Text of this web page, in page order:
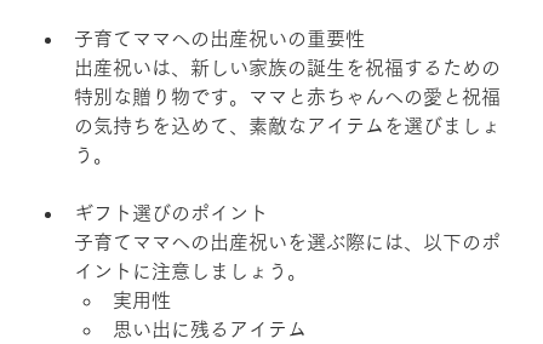
子育てママへの出産祝いの重要性
出産祝いは、新しい家族の誕生を祝福するための
特別な贈り物です。ママと赤ちゃんへの愛と祝福
の気持ちを込めて、素敵なアイテムを選びましょ
う。
ギフト選びのポイント
子育てママへの出産祝いを選ぶ際には、以下のポ
イントに注意しましょう。
実用性
思い出に残るアイテム